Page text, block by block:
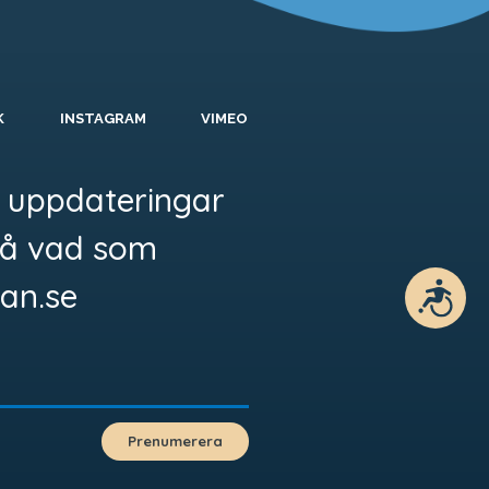
Tillgänglighet
INSTAGRAM VIMEO
uppdateringar
vad som